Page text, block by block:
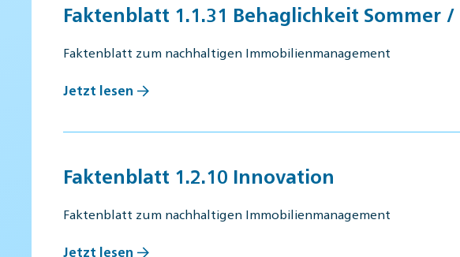
Faktenblatt 1.1.31 Behaglichkeit Sommer
Faktenblatt zum nachhaltigen Immobilienmanagement
Jetzt lesen
Faktenblatt 1.2.10 Innovation
Faktenblatt zum nachhaltigen Immobilienmanagement
Jetzt lesen